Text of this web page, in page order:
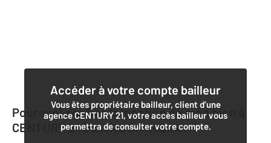
Accéder à votre compte bailleur
Vous êtes propriétaire bailleur, client d’une
agence CENTURY 21, votre accès bailleur vous
permettra de consulter votre compte.
Pourquoi confier la location de mon bien à
CENTURY 21 Donzica Immobilier?